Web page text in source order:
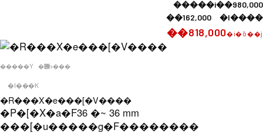
�����i��980,000
��162,000 �l����
��818,000�i�ō��j
�����Y �݌ɂ���
�I���K
�R���X�e���[�V����
�P�[�X�a�F36 �~ 36 mm
���[�u�����g�F��������